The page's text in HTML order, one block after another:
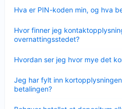
Hva er PIN-koden min, og hva
mindre
Hvor finner jeg
overnattingsstedet?
mindre
Hvordan ser jeg hvor mye det
mindre
Jeg har fylt inn
betalingen?
mindre